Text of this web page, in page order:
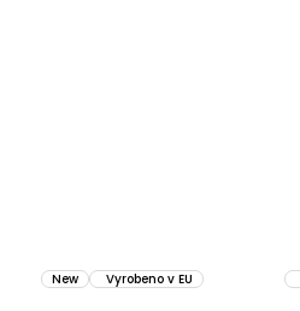
New Vyrobeno v EU